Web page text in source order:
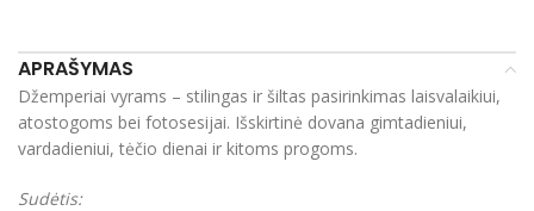
APRAŠYMAS
Džemperiai vyrams – stilingas ir šiltas pasirinkimas laisvalaikiui,
atostogoms bei fotosesijai. Išskirtinė dovana gimtadieniui,
vardadieniui, tėčio dienai ir kitoms progoms.
Sudėtis: